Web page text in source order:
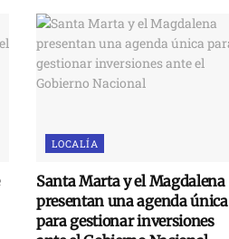
LOCALÍA
Santa Marta y el Magdalena
presentan una agenda única
para gestionar inversiones